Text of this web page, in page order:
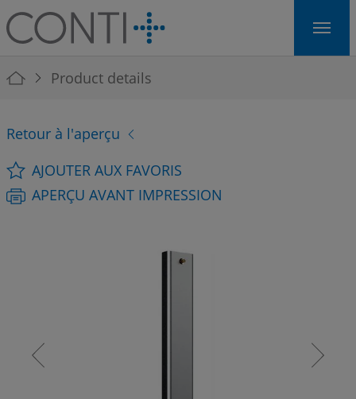
Skip to main navigation
Skip to main content
Skip to page footer
You are here:
Product details
Retour à l'aperçu
AJOUTER AUX FAVORIS
APERÇU AVANT IMPRESSION